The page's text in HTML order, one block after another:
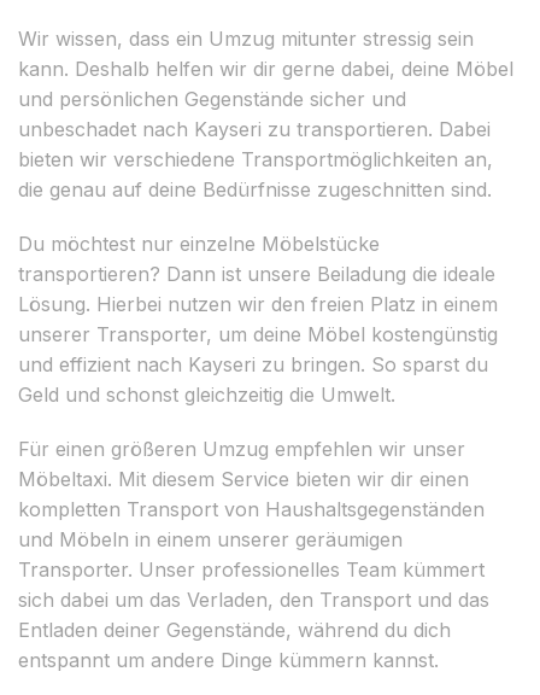
Wir wissen, dass ein Umzug mitunter stressig sein
kann. Deshalb helfen wir dir gerne dabei, deine Möbel
und persönlichen Gegenstände sicher und
unbeschadet nach Kayseri zu transportieren. Dabei
bieten wir verschiedene Transportmöglichkeiten an,
die genau auf deine Bedürfnisse zugeschnitten sind.
Du möchtest nur einzelne Möbelstücke
transportieren? Dann ist unsere Beiladung die ideale
Lösung. Hierbei nutzen wir den freien Platz in einem
unserer Transporter, um deine Möbel kostengünstig
und effizient nach Kayseri zu bringen. So sparst du
Geld und schonst gleichzeitig die Umwelt.
Für einen größeren Umzug empfehlen wir unser
Möbeltaxi. Mit diesem Service bieten wir dir einen
kompletten Transport von Haushaltsgegenständen
und Möbeln in einem unserer geräumigen
Transporter. Unser professionelles Team kümmert
sich dabei um das Verladen, den Transport und das
Entladen deiner Gegenstände, während du dich
entspannt um andere Dinge kümmern kannst.